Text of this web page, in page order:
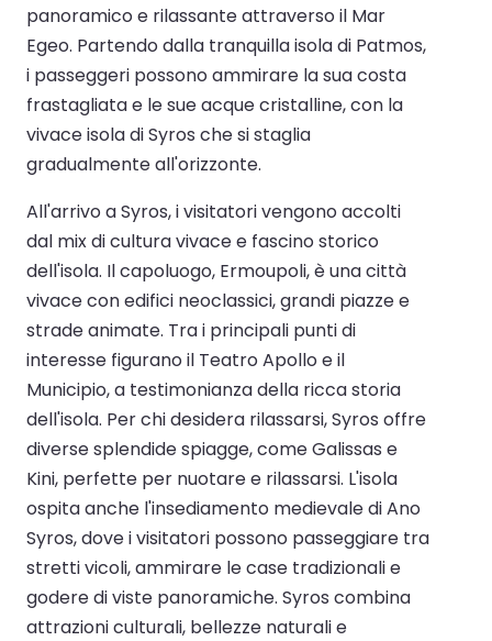
panoramico e rilassante attraverso il Mar
Egeo. Partendo dalla tranquilla isola di Patmos,
i passeggeri possono ammirare la sua costa
frastagliata e le sue acque cristalline, con la
vivace isola di Syros che si staglia
gradualmente all'orizzonte.
All'arrivo a Syros, i visitatori vengono accolti
dal mix di cultura vivace e fascino storico
dell'isola. Il capoluogo, Ermoupoli, è una città
vivace con edifici neoclassici, grandi piazze e
strade animate. Tra i principali punti di
interesse figurano il Teatro Apollo e il
Municipio, a testimonianza della ricca storia
dell'isola. Per chi desidera rilassarsi, Syros offre
diverse splendide spiagge, come Galissas e
Kini, perfette per nuotare e rilassarsi. L'isola
ospita anche l'insediamento medievale di Ano
Syros, dove i visitatori possono passeggiare tra
stretti vicoli, ammirare le case tradizionali e
godere di viste panoramiche. Syros combina
attrazioni culturali, bellezze naturali e